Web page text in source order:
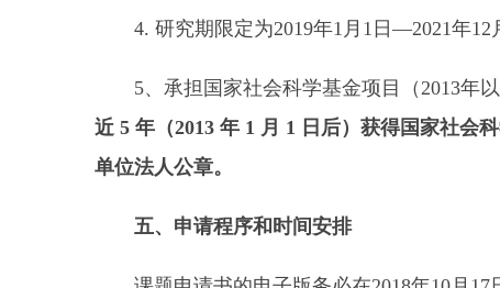
4. 研究期限定为2019年1月1日—2021年12
5、承担国家社会科学基金项目（2013年以
近 5 年（2013 年 1 月 1 日后）获得国家社会
单位法人公章。
五、申请程序和时间安排